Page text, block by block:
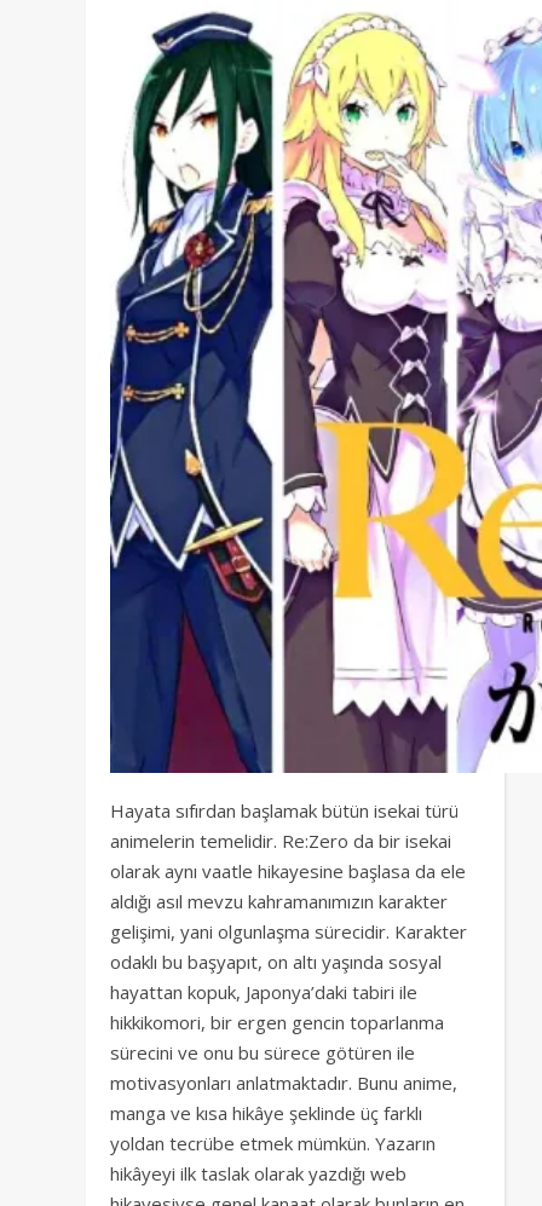
Hayata sıfırdan başlamak bütün isekai türü
animelerin temelidir. Re:Zero da bir isekai
olarak aynı vaatle hikayesine başlasa da ele
aldığı asıl mevzu kahramanımızın karakter
gelişimi, yani olgunlaşma sürecidir. Karakter
odaklı bu başyapıt, on altı yaşında sosyal
hayattan kopuk, Japonya’daki tabiri ile
hikkikomori, bir ergen gencin toparlanma
sürecini ve onu bu sürece götüren ile
motivasyonları anlatmaktadır. Bunu anime,
manga ve kısa hikâye şeklinde üç farklı
yoldan tecrübe etmek mümkün. Yazarın
hikâyeyi ilk taslak olarak yazdığı web